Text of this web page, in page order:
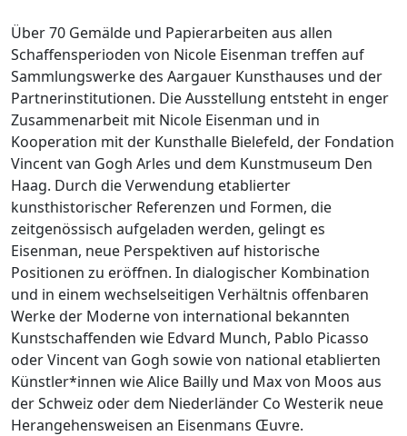
Über 70 Gemälde und Papierarbeiten aus allen
Schaffensperioden von Nicole Eisenman treffen auf
Sammlungswerke des Aargauer Kunsthauses und der
Partnerinstitutionen. Die Ausstellung entsteht in enger
Zusammenarbeit mit Nicole Eisenman und in
Kooperation mit der Kunsthalle Bielefeld, der Fondation
Vincent van Gogh Arles und dem Kunstmuseum Den
Haag. Durch die Verwendung etablierter
kunsthistorischer Referenzen und Formen, die
zeitgenössisch aufgeladen werden, gelingt es
Eisenman, neue Perspektiven auf historische
Positionen zu eröffnen. In dialogischer Kombination
und in einem wechselseitigen Verhältnis offenbaren
Werke der Moderne von international bekannten
Kunstschaffenden wie Edvard Munch, Pablo Picasso
oder Vincent van Gogh sowie von national etablierten
Künstler*innen wie Alice Bailly und Max von Moos aus
der Schweiz oder dem Niederländer Co Westerik neue
Herangehensweisen an Eisenmans Œuvre.